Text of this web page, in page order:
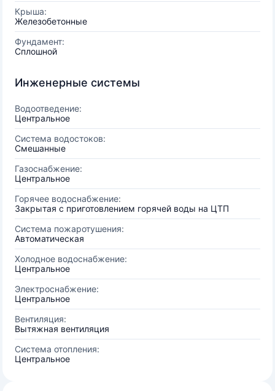
Крыша:
Железобетонные
Фундамент:
Сплошной
Инженерные системы
Водоотведение:
Центральное
Система водостоков:
Смешанные
Газоснабжение:
Центральное
Горячее водоснабжение:
Закрытая с приготовлением горячей воды на ЦТП
Система пожаротушения:
Автоматическая
Холодное водоснабжение:
Центральное
Электроснабжение:
Центральное
Вентиляция:
Вытяжная вентиляция
Система отопления:
Центральное